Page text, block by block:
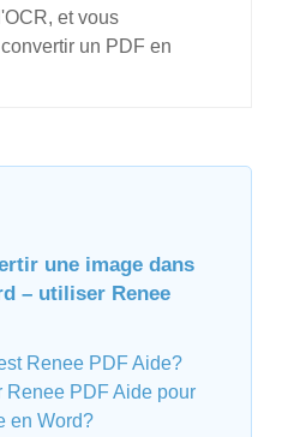
et vous
un PDF en
une image dans
– utiliser Renee
Renee PDF Aide?
Renee PDF Aide pour
en Word?